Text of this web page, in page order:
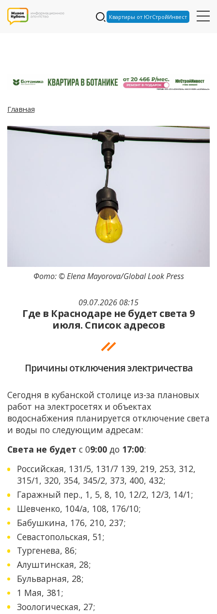
Квартиры от ЮгСтройИнвест
Главная
09.07.2026 08:15
Где в Краснодаре не будет света 9
июля. Список адресов
Причины отключения электричества
Фото: © Elena Mayorova/Global Look Press
Сегодня в кубанской столице из-за плановых
работ на электросетях и объектах
водоснабжения планируется отключение света
и воды по следующим адресам:
Света не будет с 09:00 до 17:00:
Российская, 131/5, 131/7 139, 219, 253, 312,
315/1, 320, 354, 345/2, 373, 400, 432;
Гаражный пер., 1, 5, 8, 10, 12/2, 12/3, 14/1;
Шевченко, 104/а, 108, 176/10;
Бабушкина, 176, 210, 237;
Севастопольская, 51;
Тургенева, 86;
Алуштинская, 28;
Бульварная, 28;
1 Мая, 381;
Зоологическая, 27;